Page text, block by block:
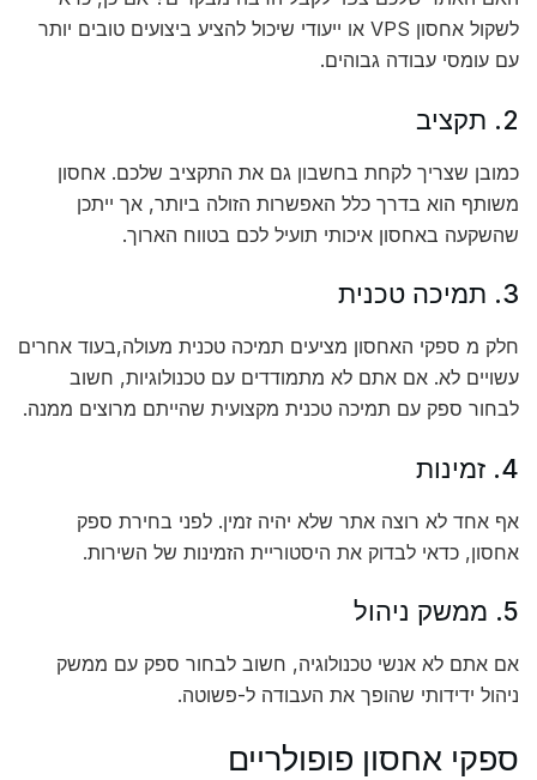
לשקול אחסון VPS או ייעודי שיכול להציע ביצועים טובים יותר
עם עומסי עבודה גבוהים.
2. תקציב
כמובן שצריך לקחת בחשבון גם את התקציב שלכם. אחסון
משותף הוא בדרך כלל האפשרות הזולה ביותר, אך ייתכן
שהשקעה באחסון איכותי תועיל לכם בטווח הארוך.
3. תמיכה טכנית
חלק מ ספקי האחסון מציעים תמיכה טכנית מעולה,בעוד אחרים
עשויים לא. אם אתם לא מתמודדים עם טכנולוגיות, חשוב
לבחור ספק עם תמיכה טכנית מקצועית שהייתם מרוצים ממנה.
4. זמינות
אף אחד לא רוצה אתר שלא יהיה זמין. לפני בחירת ספק
אחסון, כדאי לבדוק את היסטוריית הזמינות של השירות.
5. ממשק ניהול
אם אתם לא אנשי טכנולוגיה, חשוב לבחור ספק עם ממשק
ניהול ידידותי שהופך את העבודה ל-פשוטה.
ספקי אחסון פופולריים